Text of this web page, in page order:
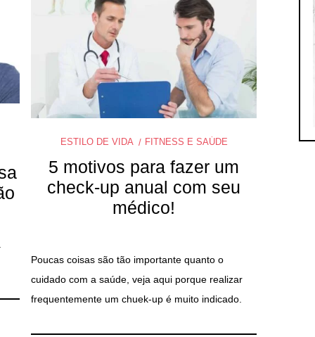
ESTILO DE VIDA FITNESS E SAÚDE
5 motivos para fazer um
check-up anual com seu
médico!
Poucas coisas são tão importante quanto o
cuidado com a saúde, veja aqui porque realizar
frequentemente um chuek-up é muito indicado.